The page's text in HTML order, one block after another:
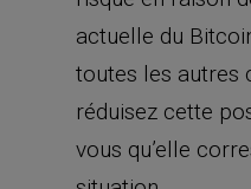
actuelle du
toutes les autres
réduisez cette
vous qu’elle